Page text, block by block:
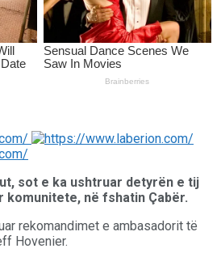
sot e ka ushtruar detyrën e tij
komunitete, në fshatin Çabër.
rekomandimet e ambasadorit të
Hovenier.